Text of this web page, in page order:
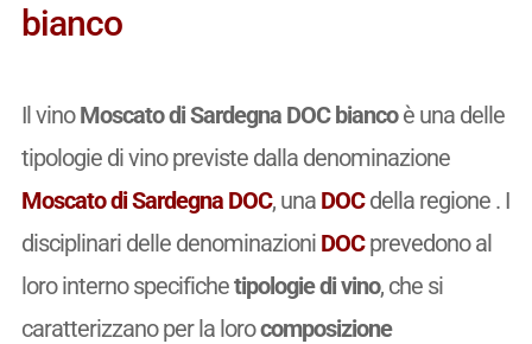
bianco
Il vinoMoscato di Sardegna DOC biancoè una delle
tipologie di vino previste dalla denominazione
Moscato di Sardegna DOC, una DOCdella regione . I
disciplinari delle denominazioni DOCprevedono al
loro interno specifichetipologie di vino, che si
caratterizzano per la lorocomposizione